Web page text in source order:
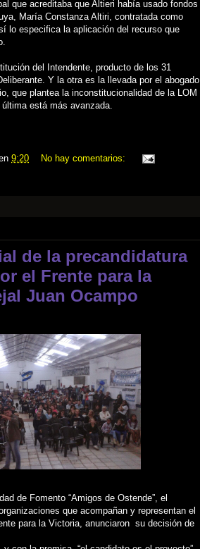
que acreditaba que Altieri había usado fondos
María Constanza Altiri, contratada como
lo especifica la aplicación del recurso que
del Intendente, producto de los 31
Y la otra es la llevada por el abogado
que plantea la inconstitucionalidad de la LOM
está más avanzada.
9:20 No hay comentarios:
de la precandidatura
el Frente para la
Juan Ocampo
de Fomento “Amigos de Ostende”, el
que acompañan y representan el
para la Victoria, anunciaron su decisión de